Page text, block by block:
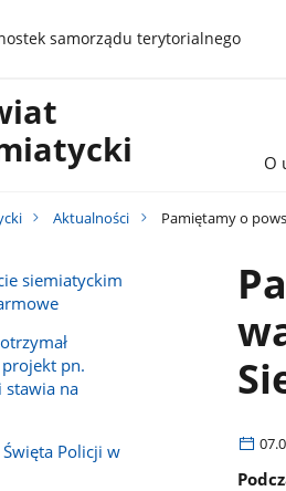
samorządu terytorialnego
O
Aktualności Pamiętamy o
siemiatyckim
pn.
stawia na
Policji w